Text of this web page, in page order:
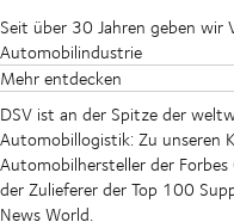
Seit über 30 Jahren geben wir
Automobilindustrie
Mehr entdecken
DSV ist an der Spitze der
Automobillogistik: Zu unseren
Automobilhersteller der
der Zulieferer der Top 100
News World.